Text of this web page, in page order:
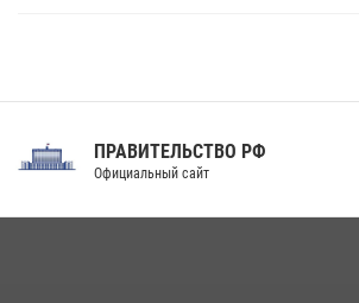
Праздник «Один день с Росгвардией» к 105-
ПРАВИТЕЛЬСТВО РФ
Официальный сайт